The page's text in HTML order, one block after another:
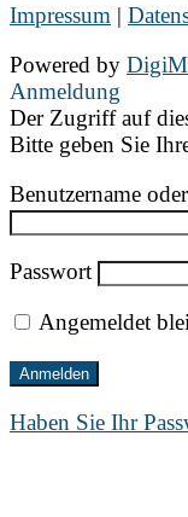
Impressum |
Powered by
Anmeldung
Der Zugriff auf
Bitte geben Sie
Benutzername
Passwort
Angemeldet
Haben Sie Ihr